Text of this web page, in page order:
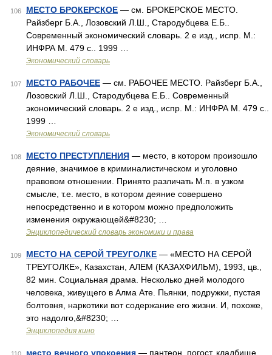
106 МЕСТО БРОКЕРСКОЕ — см. БРОКЕРСКОЕ МЕСТО.
Райзберг Б.А., Лозовский Л.Ш., Стародубцева Е.Б..
Современный экономический словарь. 2 е изд., испр. М.:
ИНФРА М. 479 с.. 1999 …
Экономический словарь
107 МЕСТО РАБОЧЕЕ — см. РАБОЧЕЕ МЕСТО. Райзберг Б.А.,
Лозовский Л.Ш., Стародубцева Е.Б.. Современный
экономический словарь. 2 е изд., испр. М.: ИНФРА М. 479 с..
1999 …
Экономический словарь
108 МЕСТО ПРЕСТУПЛЕНИЯ — место, в котором произошло
деяние, значимое в криминалистическом и уголовно
правовом отношении. Принято различать М.п. в узком
смысле, т.е. место, в котором деяние совершено
непосредственно и в котором можно предположить
изменения окружающей&#8230; …
Энциклопедический словарь экономики и права
109 МЕСТО НА СЕРОЙ ТРЕУГОЛКЕ — «МЕСТО НА СЕРОЙ
ТРЕУГОЛКЕ», Казахстан, АЛЕМ (КАЗАХФИЛЬМ), 1993, цв.,
82 мин. Социальная драма. Несколько дней молодого
человека, живущего в Алма Ате. Пьянки, подружки, пустая
болтовня, наркотики вот содержание его жизни. И, похоже,
это надолго,&#8230; …
Энциклопедия кино
место вечного упокоения — пантеон, погост, кладбище,